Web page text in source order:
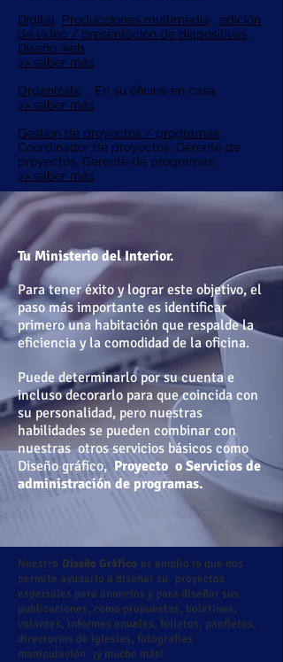
Digital
Producciones multimedia , edición
de video / presentación de diapositivas ,
Diseño web
>> saber más
Organízate ,
En su oficina en casa
>> saber más
Gestión de proyectos / programas ,
Coordinador de proyectos, Gerente de
proyectos, Gerente de programas
>> saber más
Tu Ministerio del Interior.
Para tener éxito y lograr este objetivo, el
paso más importante es identificar
primero una habitación que respalde la
eficiencia y la comodidad de la oficina.
Puede determinarlo por su cuenta e
incluso decorarlo para que coincida con
su personalidad, pero nuestras
habilidades se pueden combinar con
nuestras otros servicios básicos como
Diseño gráfico, Proyecto o Servicios de
administración de programas.
Nuestro Diseño Gráfico es amplio lo que nos
permite ayudarlo a diseñar su
proyectos
especiales para anuncios y para diseñar sus
publicaciones, como propuestas, boletines,
volantes, informes anuales, folletos, panfletos,
directorios de iglesias, fotografías
manipulación
¡y mucho más!